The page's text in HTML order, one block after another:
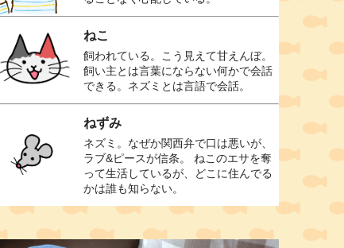
ねこ
飼われている。こう見えて甘えんぼ。
飼い主とは言葉にならない何かで会話
できる。ネズミとは言語で会話。
ねずみ
ネズミ。なぜか関西弁で口は悪いが、
ラブ&ピースが信条。 ねこのエサを奪
って生活しているが、どこに住んでる
かは誰も知らない。